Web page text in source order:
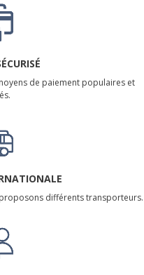
de paiement populaires et
différents transporteurs.